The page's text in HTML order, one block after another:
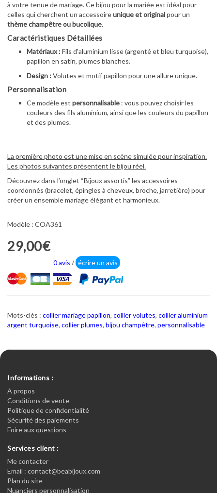
à votre tenue de mariage. Ce bijou pour la mariée est idéal pour
celles qui cherchent un accessoireunique et originalpour un
thème champêtre ou bucolique.
Caractéristiques Détaillées
Matériaux :Fils d'aluminium lisse (argenté et bleu turquoise),
papillon en satin, plumes blanches.
Design :Volutes et motif papillon pour une allure unique.
Personnalisation
Ce modèle est personnalisable : vous pouvez choisir les
couleurs des fils aluminium, ainsi que les couleurs du papillon
et des plumes.
La première photo est une mise en scène simulée pour inspiration.
Les photos suivantes présentent le bijou réel.
Découvrez dans l’onglet “Bijoux assortis” les accessoires
coordonnés (bracelet, épingles à cheveux, broche, jarretière) pour
créer un ensemble mariage élégant et harmonieux.
Modèle : COA361
29,00€
0 avis / écrire un avis
Mots-clés : collier mariage papillon, collier volutes, collier aluminium
argent turquoise, collier plumes, bijou champêtre, personnalisable
Informations :
A propos
Conditions de vente
Politique de confidentialité
Sécurité des paiements
Foire aux questions
Services client :
Me contacter
Email : contact@beabijoux.com
Plan du site
Nuanciers personnalisation